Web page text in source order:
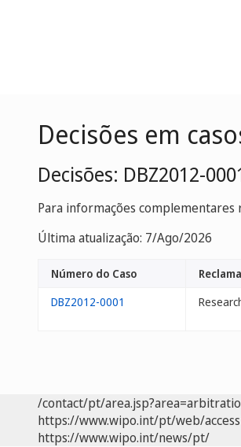
Decisões em
Decisões: DBZ2012-
Para informações complementares
Última atualização: 7/Ago/2026
Número do Caso
DBZ2012-0001
/contact/pt/
https://www.wipo.int/pt/web/
https://www.wipo.int/news/pt/